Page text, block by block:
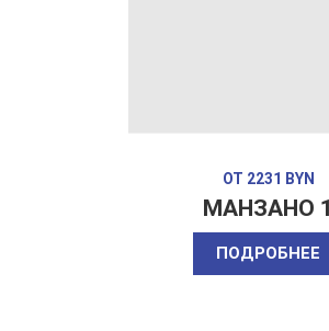
ОТ 2231 BYN
МАНЗАНО 1
ПОДРОБНЕЕ